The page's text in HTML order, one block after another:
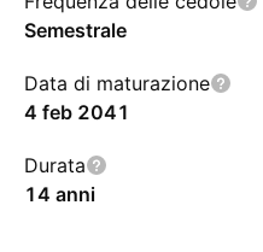
Semestrale
Data di maturazione
4 feb 2041
Durata
14 anni